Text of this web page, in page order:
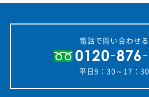
電話で問い合わせる
平日9：30～17：30